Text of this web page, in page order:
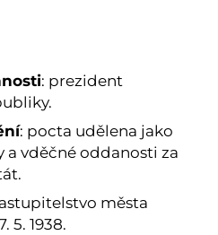
: prezident
: pocta udělena jako
a vděčné oddanosti za
města
5. 1938.